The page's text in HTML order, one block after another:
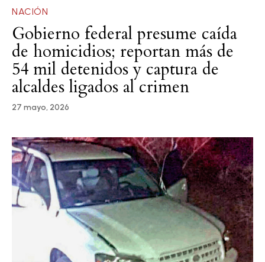
NACIÓN
Gobierno federal presume caída
de homicidios; reportan más de
54 mil detenidos y captura de
alcaldes ligados al crimen
27 mayo, 2026